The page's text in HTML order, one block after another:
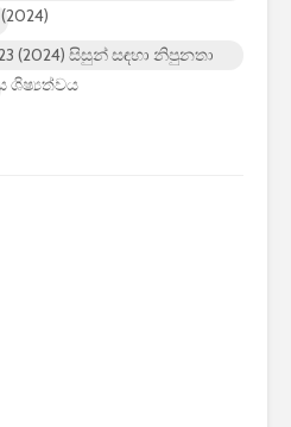
(2024)
(2024) සිසුන් සඳහා නිපුනතා
ශිෂ්‍යත්වය